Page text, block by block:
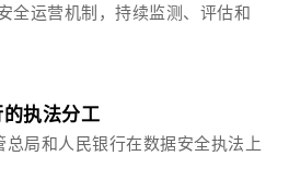
全运营机制，持续监测、评估和
执法分工
局和人民银行在数据安全执法上